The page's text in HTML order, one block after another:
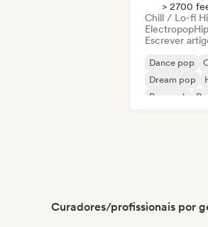
> 2700
Chill / Lo-fi
Electropop
Escrever
Dance pop
Dream pop
Pop rock
Curadores/profissionais por